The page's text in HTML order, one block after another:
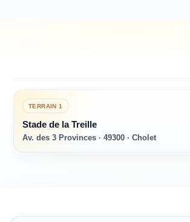
TERRAIN1
Stade de la Treille
Av. des 3 Provinces · 49300 · Cholet